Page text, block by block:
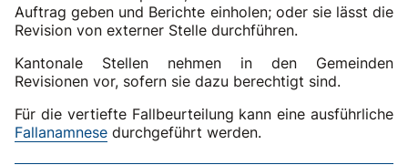
Auftrag geben und Berichte einholen; oder sie lässt die
Revision von externer Stelle durchführen.
Kantonale Stellen nehmen in den Gemeinden
Revisionen vor, sofern sie dazu berechtigt sind.
Für die vertiefte Fallbeurteilung kann eine ausführliche
Fallanamnese durchgeführt werden.